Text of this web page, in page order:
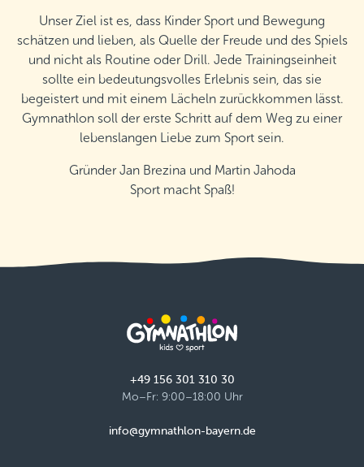
Unser Ziel ist es, dass Kinder Sport und Bewegung
schätzen und lieben, als Quelle der Freude und des Spiels
und nicht als Routine oder Drill. Jede Trainingseinheit
sollte ein bedeutungsvolles Erlebnis sein, das sie
begeistert und mit einem Lächeln zurückkommen lässt.
Gymnathlon soll der erste Schritt auf dem Weg zu einer
lebenslangen Liebe zum Sport sein.
Gründer Jan Brezina und Martin Jahoda
Sport macht Spaß!
+49 156 301 310 30
Mo–Fr: 9:00–18:00 Uhr
info@gymnathlon-bayern.de